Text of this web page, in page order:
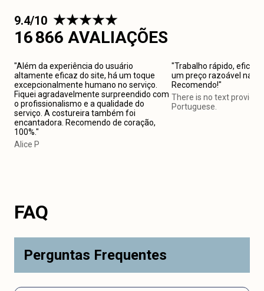
9.4/10
16 866 AVALIAÇÕES
"Além da experiência do usuário
altamente eficaz do site, há um toque
excepcionalmente humano no serviço.
Fiquei agradavelmente surpreendido com
o profissionalismo e a qualidade do
serviço. A costureira também foi
encantadora. Recomendo de coração,
100%."
Alice P
"Trabalho rápido,
um preço razoável na
Recomendo!"
There is no text
Portuguese.
FAQ
Perguntas Frequentes